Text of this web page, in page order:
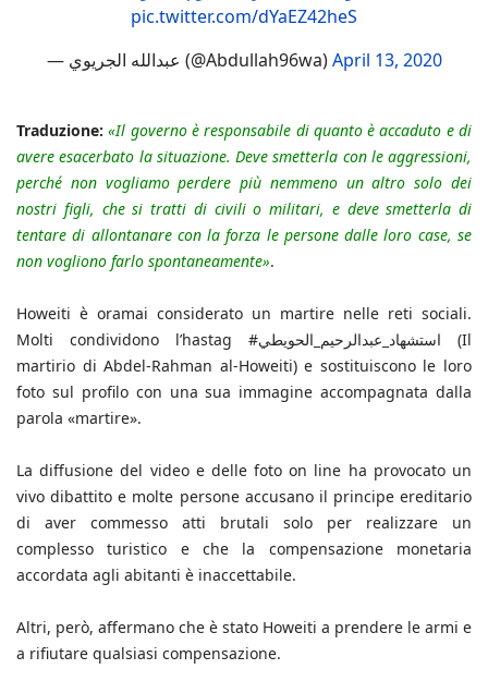
pic.twitter.com/dYaEZ42heS
— عبدالله الجريوي (@Abdullah96wa)April 13, 2020
Traduzione: «Il governo è responsabile di quanto è accaduto e di
avere esacerbato la situazione. Deve smetterla con le aggressioni,
perché non vogliamo perdere più nemmeno un altro solo dei
nostri figli, che si tratti di civili o militari, e deve smetterla di
tentare di allontanare con la forza le persone dalle loro case, se
non vogliono farlo spontaneamente».
Howeiti è oramai considerato un martire nelle reti sociali.
Molti condividono l’hastag #استشهاد_عبدالرحيم_الحويطي (Il
martirio di Abdel-Rahman al-Howeiti) e sostituiscono le loro
foto sul profilo con una sua immagine accompagnata dalla
parola «martire».
La diffusione del video e delle foto on line ha provocato un
vivo dibattito e molte persone accusano il principe ereditario
di aver commesso atti brutali solo per realizzare un
complesso turistico e che la compensazione monetaria
accordata agli abitanti è inaccettabile.
Altri, però, affermano che è stato Howeiti a prendere le armi e
a rifiutare qualsiasi compensazione.